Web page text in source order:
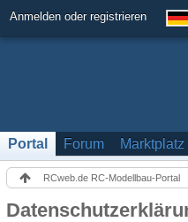
Anmelden oder registrieren
Portal Forum Marktplatz
RCweb.de RC-Modellbau-Portal